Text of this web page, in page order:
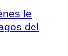
le
del